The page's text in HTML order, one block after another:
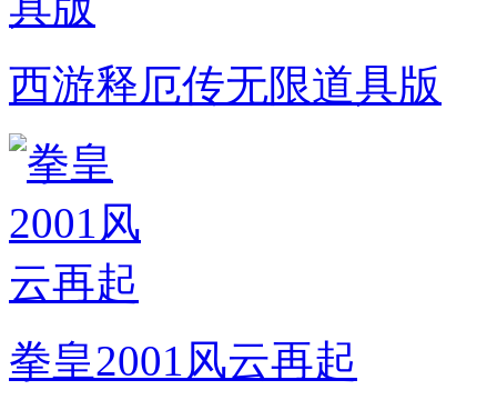
西游释厄传无限道具版
拳皇2001风云再起